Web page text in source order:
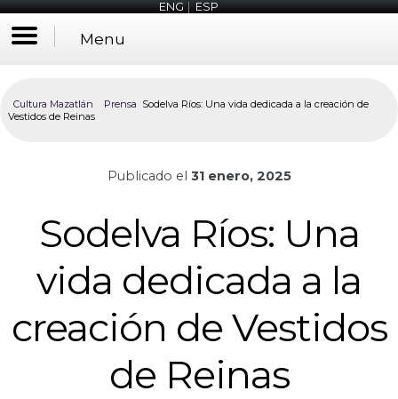
ENG|ESP
Menu
Cultura Mazatlán Prensa Sodelva Ríos: Una vida dedicada a la creación de
Vestidos de Reinas
Publicado el 31 enero, 2025
Sodelva Ríos: Una
vida dedicada a la
creación de Vestidos
de Reinas